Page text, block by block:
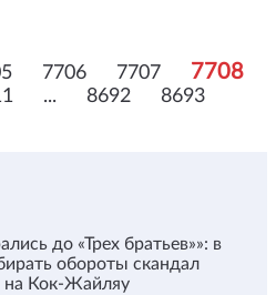
7706 7707 7708
... 8692 8693
до «Трех братьев»»: в
обороты скандал
на Кок-Жайляу